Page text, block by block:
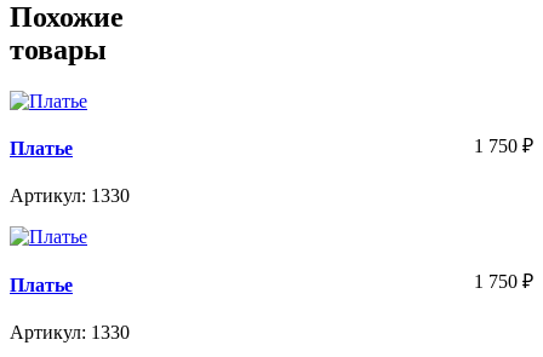
Похожие
товары
Платье
Артикул: 1330
1 750 ₽
Платье
Артикул: 1330
1 750 ₽